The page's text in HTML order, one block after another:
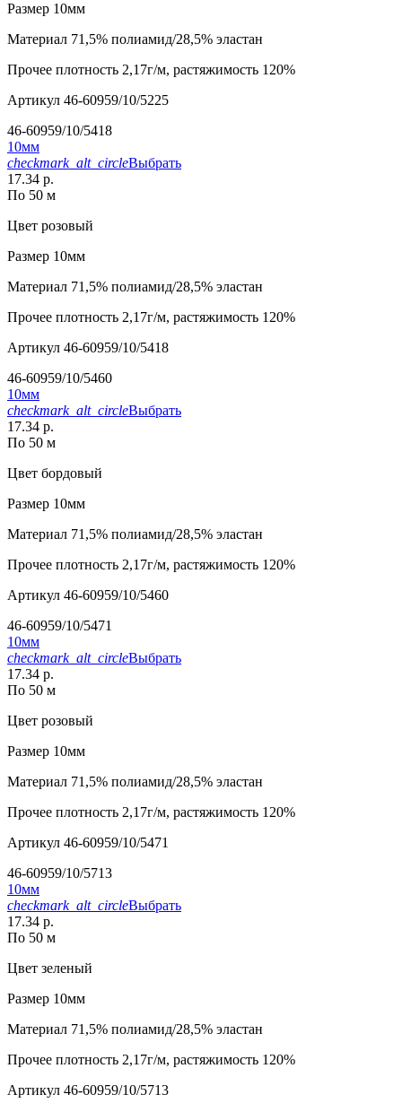
Размер 10мм
Материал 71,5% полиамид/28,5% эластан
Прочее плотность 2,17г/м, растяжимость 120%
Артикул 46-60959/10/5225
46-60959/10/5418
10мм
checkmark_alt_circleВыбрать
17.34 р.
По 50 м
Цвет розовый
Размер 10мм
Материал 71,5% полиамид/28,5% эластан
Прочее плотность 2,17г/м, растяжимость 120%
Артикул 46-60959/10/5418
46-60959/10/5460
10мм
checkmark_alt_circleВыбрать
17.34 р.
По 50 м
Цвет бордовый
Размер 10мм
Материал 71,5% полиамид/28,5% эластан
Прочее плотность 2,17г/м, растяжимость 120%
Артикул 46-60959/10/5460
46-60959/10/5471
10мм
checkmark_alt_circleВыбрать
17.34 р.
По 50 м
Цвет розовый
Размер 10мм
Материал 71,5% полиамид/28,5% эластан
Прочее плотность 2,17г/м, растяжимость 120%
Артикул 46-60959/10/5471
46-60959/10/5713
10мм
checkmark_alt_circleВыбрать
17.34 р.
По 50 м
Цвет зеленый
Размер 10мм
Материал 71,5% полиамид/28,5% эластан
Прочее плотность 2,17г/м, растяжимость 120%
Артикул 46-60959/10/5713